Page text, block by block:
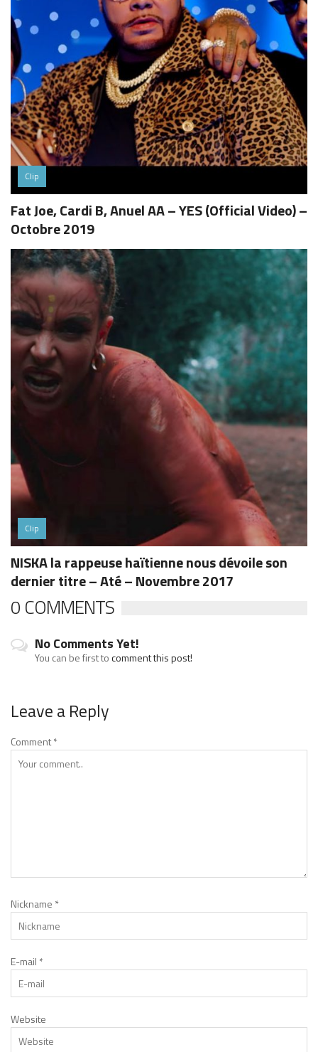
Clip
Fat Joe, Cardi B, Anuel AA – YES (Official Video) –
Octobre 2019
Clip
NISKA la rappeuse haïtienne nous dévoile son
dernier titre – Até – Novembre 2017
0 COMMENTS
No Comments Yet!
You can be first tocomment this post!
Leave a Reply
Comment*
Nickname *
E-mail *
Website